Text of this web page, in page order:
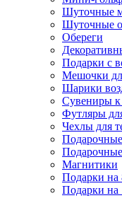
Шуточные
Шуточные
Обереги
Подарки с
Мешочки
Шарики
Сувениры к
Футляры
Чехлы для
Магнитики
Подарки на
Подарки на